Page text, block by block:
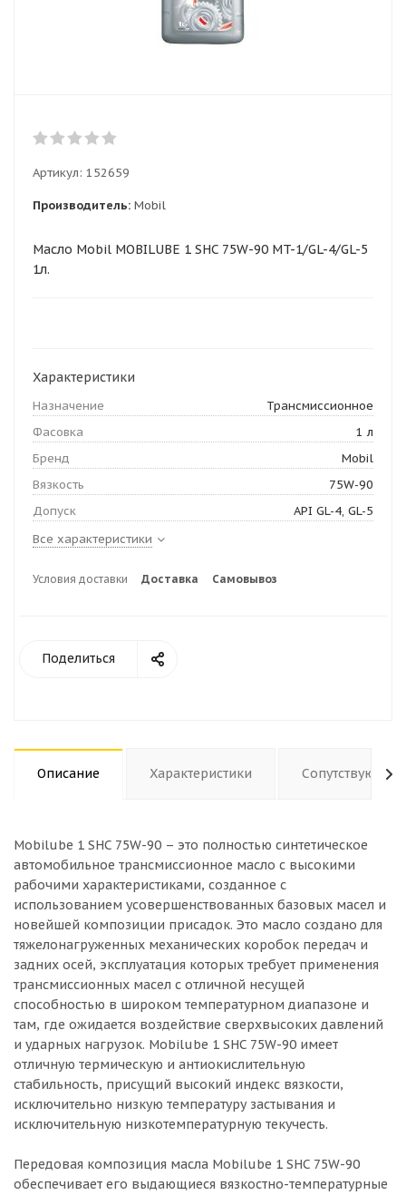
Артикул: 152659
Производитель: Mobil
Масло Mobil MOBILUBE 1 SHC 75W-90 MT-1/GL-4/GL-5
1л.
Характеристики
Назначение
Трансмиссионное
Фасовка
1 л
Бренд
Mobil
Вязкость
75W-90
Допуск
API GL-4, GL-5
Все характеристики
Условия доставки Доставка Самовывоз
Поделиться
Описание Характеристики
Mobilube 1 SHC 75W-90 – это полностью синтетическое
автомобильное трансмиссионное масло с высокими
рабочими характеристиками, созданное с
использованием усовершенствованных базовых масел и
новейшей композиции присадок. Это масло создано для
тяжелонагруженных механических коробок передач и
задних осей, эксплуатация которых требует применения
трансмиссионных масел с отличной несущей
способностью в широком температурном диапазоне и
там, где ожидается воздействие сверхвысоких давлений
и ударных нагрузок. Mobilube 1 SHC 75W-90 имеет
отличную термическую и антиокислительную
стабильность, присущий высокий индекс вязкости,
исключительно низкую температуру застывания и
исключительную низкотемпературную текучесть.
Передовая композиция масла Mobilube 1 SHC 75W-90
обеспечивает его выдающиеся вязкостно-температурные